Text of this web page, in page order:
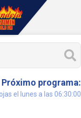
Próximo programa:
el lunes a las 06:30:00